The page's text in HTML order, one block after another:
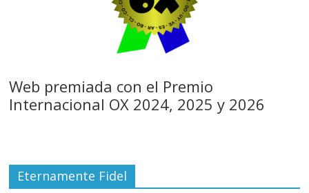
Web premiada con el Premio
Internacional OX 2024, 2025 y 2026
Eternamente Fidel